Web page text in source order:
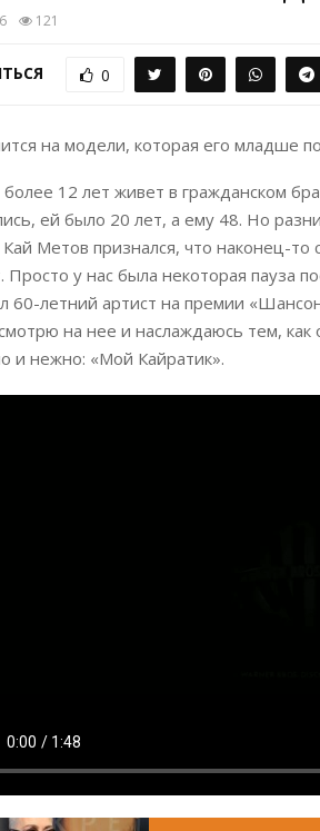
121
0
на модели, которая его младше
12 лет живет в гражданском
ей было 20 лет, а ему 48. Но
Метов признался, что наконец-
Просто у нас была некоторая пауза
60-летний артист на премии
на нее и наслаждаюсь тем, как
и нежно: «Мой Кайратик».